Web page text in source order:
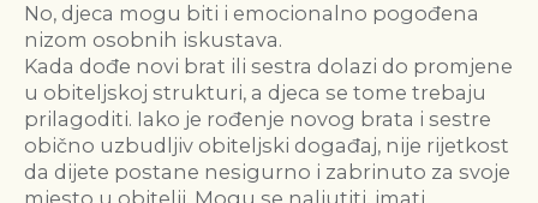
No, djeca mogu biti i emocionalno pogođena
nizom osobnih iskustava.
Kada dođe novi brat ili sestra dolazi do promjene
u obiteljskoj strukturi, a djeca se tome trebaju
prilagoditi. Iako je rođenje novog brata i sestre
obično uzbudljiv obiteljski događaj, nije rijetkost
da dijete postane nesigurno i zabrinuto za svoje